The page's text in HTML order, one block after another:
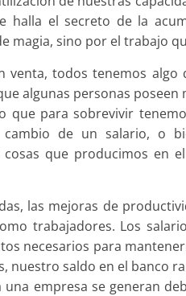
halla el secreto de la
magia, sino por el trabajo
venta, todos tenemos
algunas personas
que para sobrevivir
de un salario, o
que producimos en
las mejoras de
trabajadores. Los
necesarios para
nuestro saldo en el banco
empresa se generan